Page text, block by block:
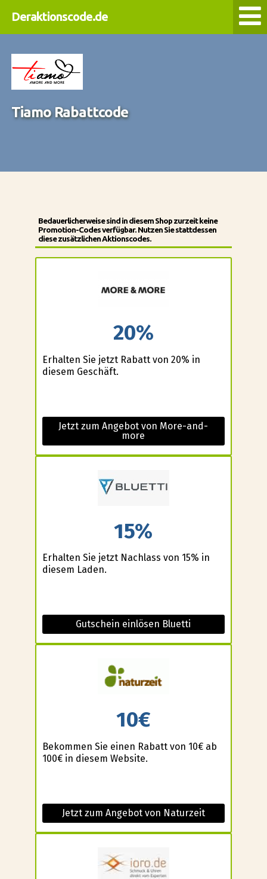
Deraktionscode.de
Tiamo Rabattcode
Bedauerlicherweise sind in diesem Shop zurzeit keine
Promotion-Codes verfügbar. Nutzen Sie stattdessen
diese zusätzlichen Aktionscodes.
20%
Erhalten Sie jetzt Rabatt von 20% in
diesem Geschäft.
Jetzt zum Angebot von More-and-
more
15%
Erhalten Sie jetzt Nachlass von 15% in
diesem Laden.
Gutschein einlösen Bluetti
10€
Bekommen Sie einen Rabatt von 10€ ab
100€ in diesem Website.
Jetzt zum Angebot von Naturzeit